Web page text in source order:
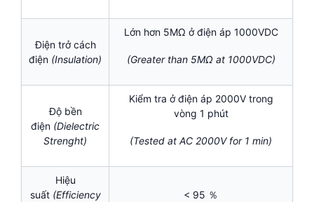
Điện trở cách
điện (Insulation)
Lớn hơn 5MΩ ở điện áp 1000VDC
(Greater than 5MΩ at 1000VDC)
Độ bền
điện (Dielectric
Strenght)
Kiểm tra ở điện áp 2000V trong
vòng 1 phút
(Tested at AC 2000V for 1 min)
Hiệu
suất (Efficiency
< 95 ％